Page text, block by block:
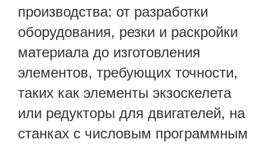
производства: от разработки
оборудования, резки и раскройки
материала до изготовления
элементов, требующих точности,
таких как элементы экзоскелета
или редукторы для двигателей, на
станках с числовым программным